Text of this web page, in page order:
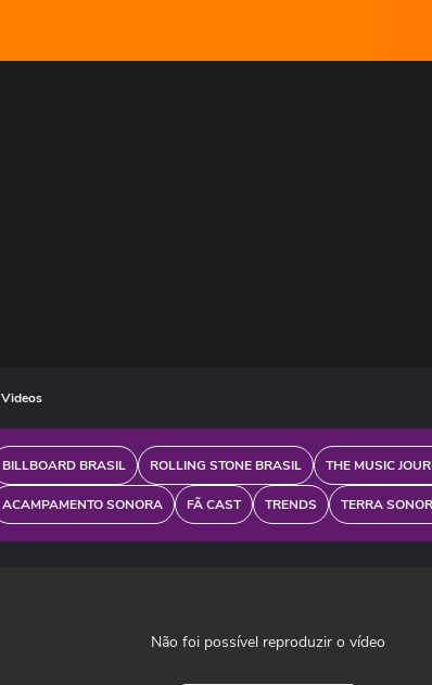
Videos
BILLBOARD BRASIL ROLLING STONE BRASIL THE MUSIC
ACAMPAMENTO SONORA FÃ CAST TRENDS TERRA
Não foi possível reproduzir o vídeo